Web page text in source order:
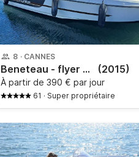
8 · CANNES
Beneteau - flyer 6.6 sundeck (2015)
À partir de 390 € par jour
61 · Super propriétaire